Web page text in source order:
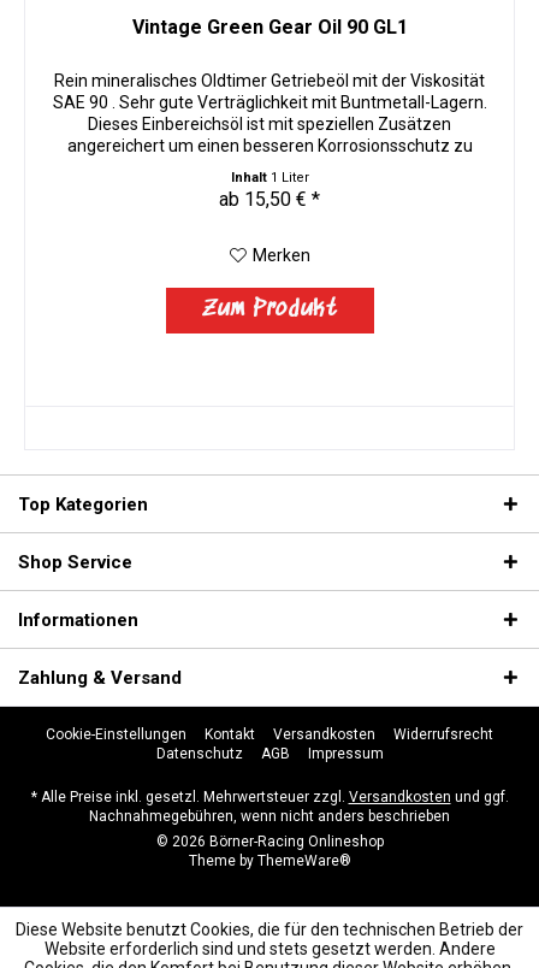
Vintage Green Gear Oil 90 GL1
Rein mineralisches Oldtimer Getriebeöl mit der Viskosität
SAE 90 . Sehr gute Verträglichkeit mit Buntmetall-Lagern.
Dieses Einbereichsöl ist mit speziellen Zusätzen
angereichert um einen besseren Korrosionsschutz zu
gewährleisten. Auf...
Inhalt 1 Liter
ab 15,50 € *
Merken
Zum Produkt
Top Kategorien
Shop Service
Informationen
Zahlung & Versand
Cookie-Einstellungen Kontakt Versandkosten
Widerrufsrecht
Datenschutz
AGB Impressum
* Alle Preise inkl. gesetzl. Mehrwertsteuer zzgl. Versandkosten und ggf.
Nachnahmegebühren, wenn nicht anders beschrieben
© 2026 Börner-Racing Onlineshop
Theme by ThemeWare®
Diese Website benutzt Cookies, die für den technischen Betrieb der
Website erforderlich sind und stets gesetzt werden. Andere